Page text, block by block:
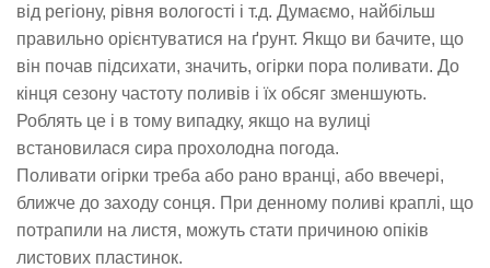
від регіону, рівня вологості і т.д. Думаємо, найбільш
правильно орієнтуватися на ґрунт. Якщо ви бачите, що
він почав підсихати, значить, огірки пора поливати. До
кінця сезону частоту поливів і їх обсяг зменшують.
Роблять це і в тому випадку, якщо на вулиці
встановилася сира прохолодна погода.
Поливати огірки треба або рано вранці, або ввечері,
ближче до заходу сонця. При денному поливі краплі, що
потрапили на листя, можуть стати причиною опіків
листових пластинок.